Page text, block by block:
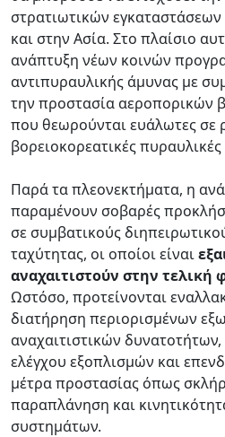
στρατιωτικών
και στην Ασία. Στο πλαίσιο
ανάπτυξη νέων κοινών
αντιπυραυλικής άμυνας με
την προστασία αεροπορικών
που θεωρούνται ευάλωτες σε
βορειοκορεατικές πυραυλικές
Παρά τα πλεονεκτήματα, η
παραμένουν σοβαρές
σε συμβατικούς
ταχύτητας, οι οποίοι είναι
αναχαιτιστούν στην τελική
Ωστόσο, προτείνονται
διατήρηση περιορισμένων
αναχαιτιστικών
ελέγχου εξοπλισμών και
μέτρα προστασίας όπως
παραπλάνηση και
συστημάτων.